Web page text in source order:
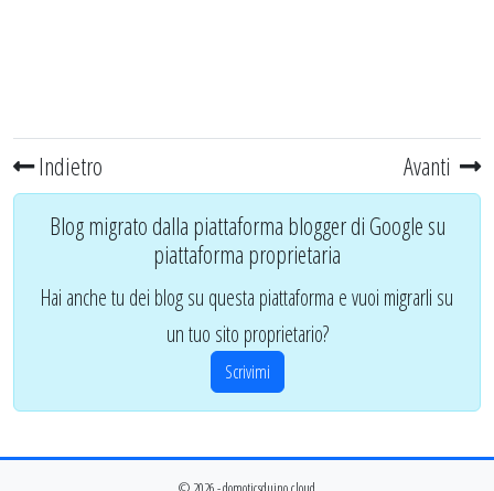
Indietro Avanti
Blog migrato dalla piattaforma blogger di Google su
piattaforma proprietaria
Hai anche tu dei blog su questa piattaforma e vuoi migrarli su
un tuo sito proprietario?
Scrivimi